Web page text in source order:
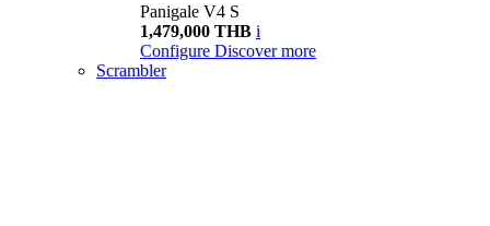
Panigale V4 S
1,479,000 THB i
Configure Discover more
Scrambler